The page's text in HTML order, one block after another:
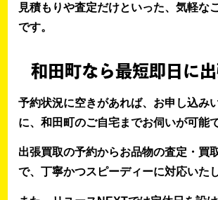
見積もりや査定だけといった、気軽な
です。
和田町なら最短即日に出
予約状況に空きがあれば、お申し込み
に、和田町のご自宅までお伺いが可能で
出張買取の予約からお品物の査定・買
で、丁寧かつスピーディーに対応いた